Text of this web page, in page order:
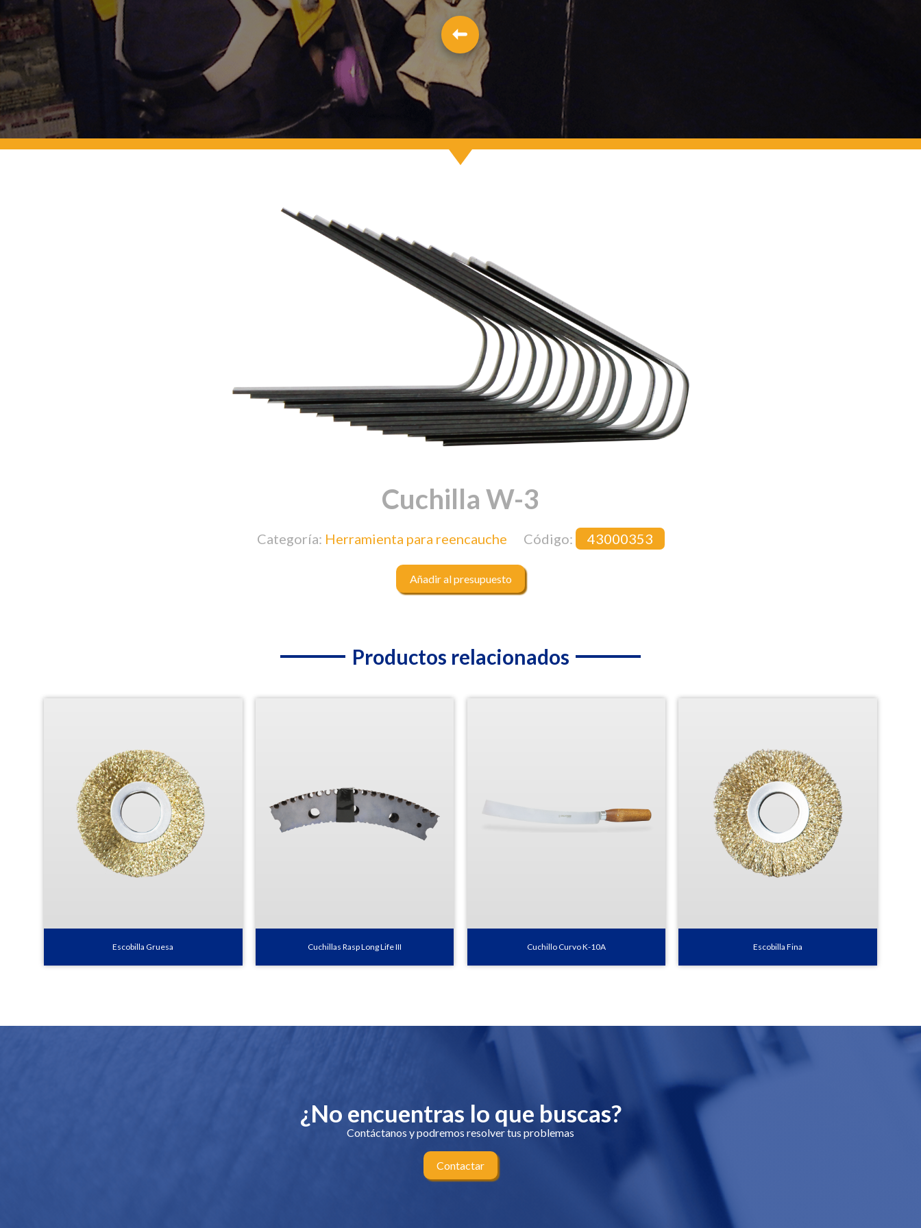
Cuchilla W-3
Categoría: Herramienta para reencauche Código: 43000353
Añadir al presupuesto
Productos relacionados
Escobilla Gruesa Cuchillas Rasp Long Life III Cuchillo Curvo K-10A Escobilla Fina
¿No encuentras lo que buscas?
Contáctanos y podremos resolver tus problemas
Contactar